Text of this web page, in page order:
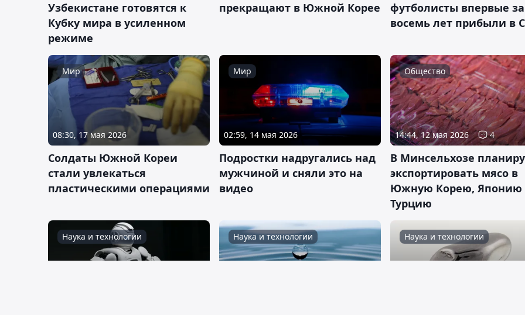
Узбекистане готовятся к
Кубку мира в усиленном
режиме
прекращают в Южной Корее
футболисты впервые за
восемь лет прибыли в
Мир
08:30, 17 мая 2026
Солдаты Южной Кореи
стали увлекаться
пластическими операциями
Мир
02:59, 14 мая 2026
Подростки надругались над
мужчиной и сняли это на
видео
Общество
14:44, 12 мая 2026 4
В Минсельхозе
экспортировать мясо в
Южную Корею, Японию
Турцию
Наука и технологии Наука и технологии Наука и технологии